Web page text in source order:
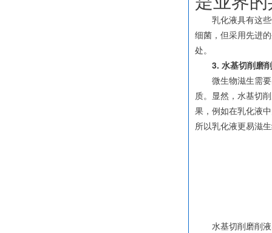
乳化液具有这些
细菌，但采用先进
处。
3. 水基切削磨削
微生物滋生需要
质。显然，水基切
果，例如在乳化液
所以乳化液更易滋
水基切削磨削液